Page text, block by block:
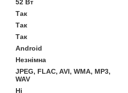
52 Вт
Так
Так
Так
Android
Незнімна
JPEG, FLAC, AVI, WMA, MP3,
WAV
Ні